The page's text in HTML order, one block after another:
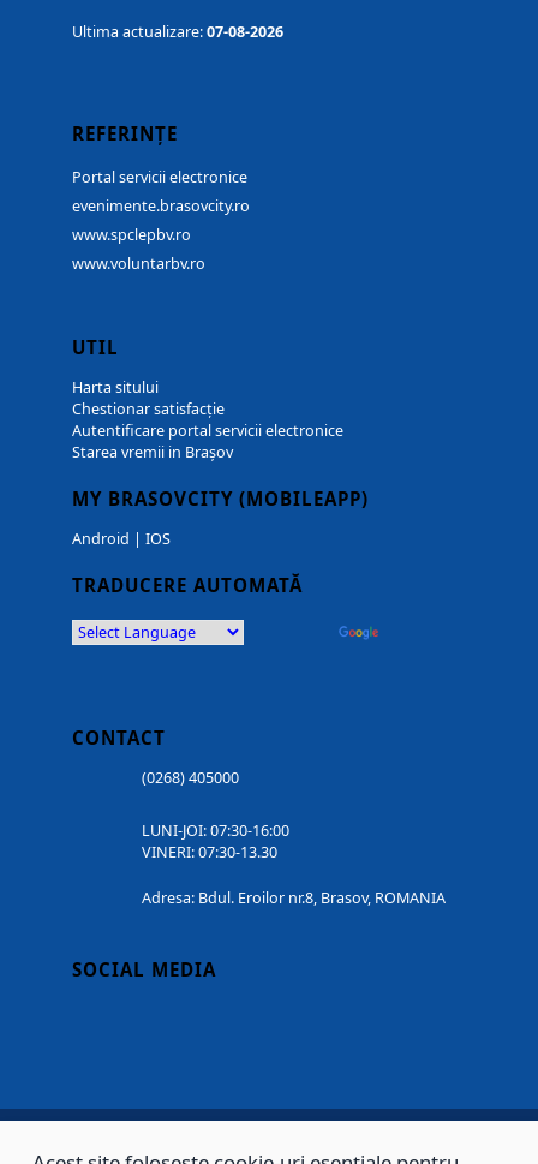
Ultima actualizare:07-08-2026
REFERINȚE
Portal servicii electronice
evenimente.brasovcity.ro
www.spclepbv.ro
www.voluntarbv.ro
UTIL
Harta sitului
Chestionar satisfacție
Autentificare portal servicii electronice
Starea vremii in Brașov
MY BRASOVCITY (MOBILEAPP)
Android | IOS
TRADUCERE AUTOMATĂ
CONTACT
(0268) 405000
LUNI-JOI: 07:30-16:00
VINERI: 07:30-13.30
Adresa: Bdul. Eroilor nr.8, Brasov, ROMANIA
SOCIAL MEDIA